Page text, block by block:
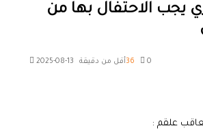
الاحتفال بها من
2025-08-13 36 أقل من دقيقة
علقم :